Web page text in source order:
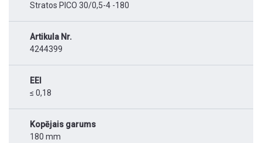
Stratos PICO 30/0,5-4 -180
Artikula Nr.
4244399
EEI
≤ 0,18
Kopējais garums
180 mm